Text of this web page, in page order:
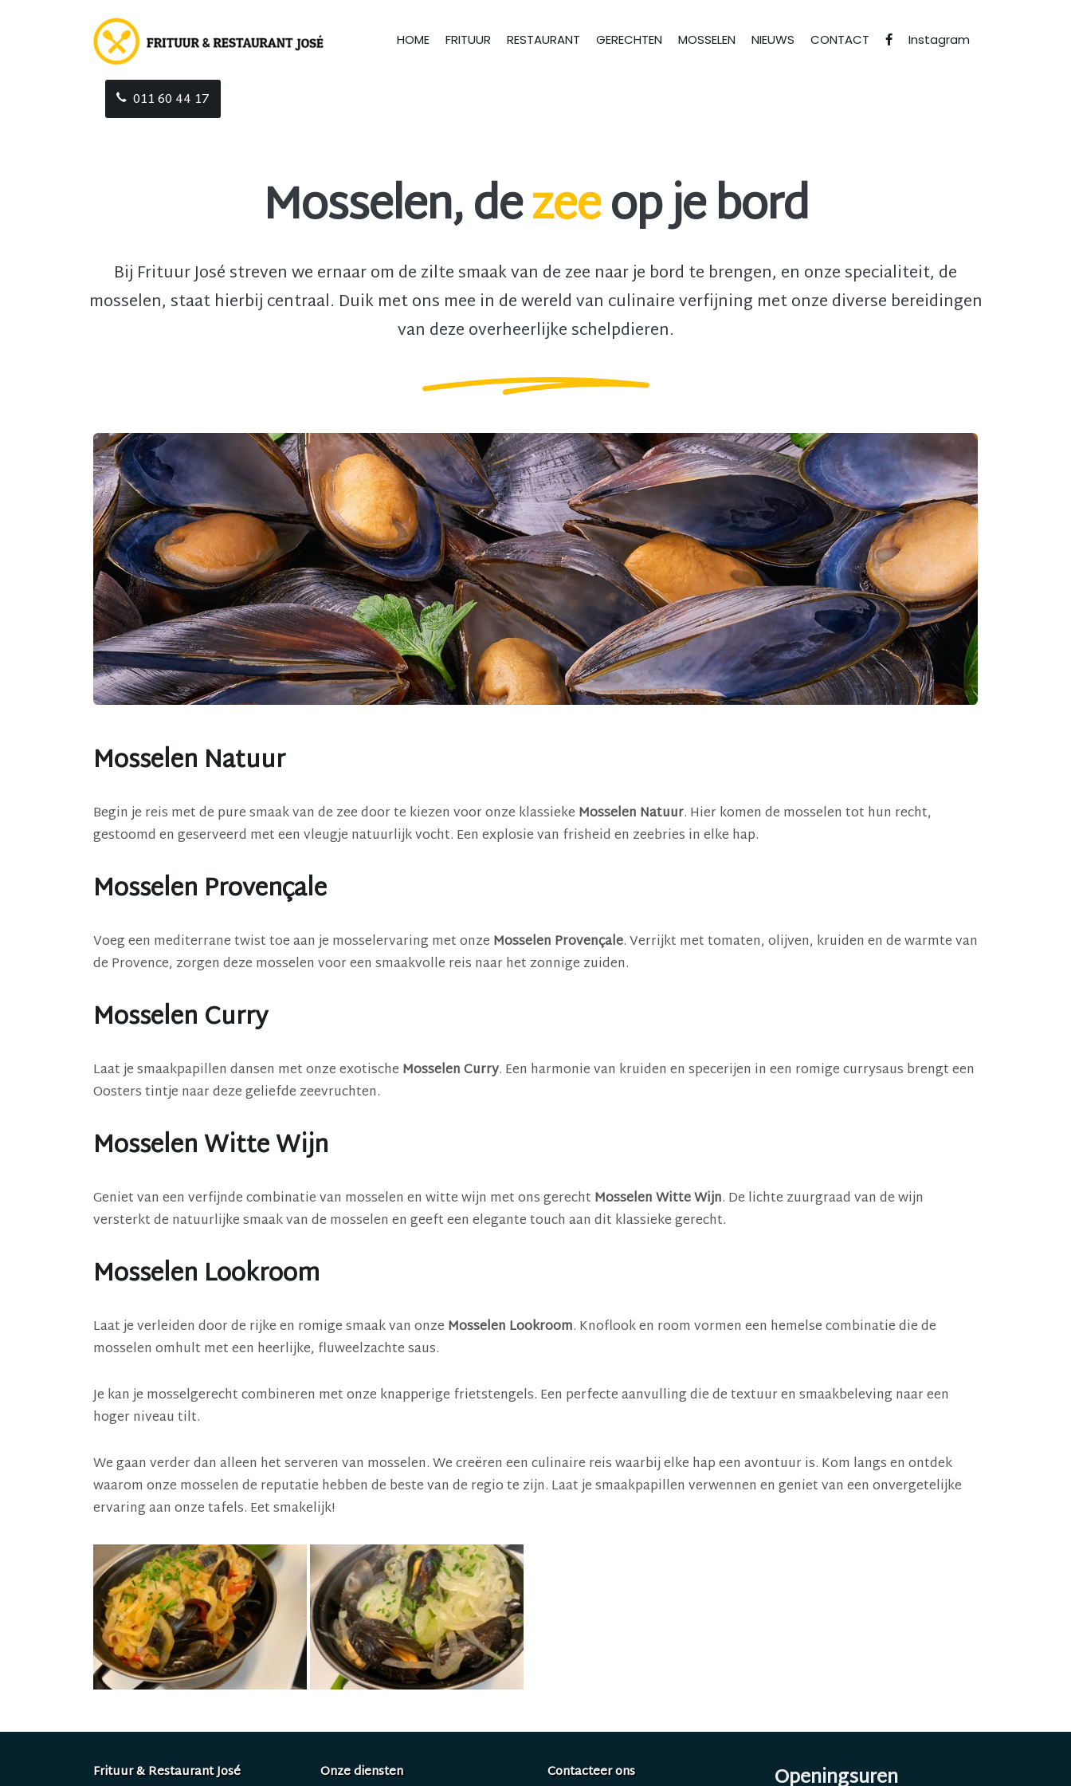
011 60 44 17
HOME FRITUUR RESTAURANT GERECHTEN MOSSELEN NIEUWS CONTACT Instagram
Mosselen, dezeeop je bord
Bij Frituur José streven we ernaar om de zilte smaak van de zee naar je bord te brengen, en onze specialiteit, de
mosselen, staat hierbij centraal. Duik met ons mee in de wereld van culinaire verfijning met onze diverse bereidingen
van deze overheerlijke schelpdieren.
Mosselen Natuur
Begin je reis met de pure smaak van de zee door te kiezen voor onze klassieke Mosselen Natuur. Hier komen de mosselen tot hun recht,
gestoomd en geserveerd met een vleugje natuurlijk vocht. Een explosie van frisheid en zeebries in elke hap.
Mosselen Provençale
Voeg een mediterrane twist toe aan je mosselervaring met onze Mosselen Provençale. Verrijkt met tomaten, olijven, kruiden en de warmte van
de Provence, zorgen deze mosselen voor een smaakvolle reis naar het zonnige zuiden.
Mosselen Curry
Laat je smaakpapillen dansen met onze exotische Mosselen Curry. Een harmonie van kruiden en specerijen in een romige currysaus brengt een
Oosters tintje naar deze geliefde zeevruchten.
Mosselen Witte Wijn
Geniet van een verfijnde combinatie van mosselen en witte wijn met ons gerecht Mosselen Witte Wijn. De lichte zuurgraad van de wijn
versterkt de natuurlijke smaak van de mosselen en geeft een elegante touch aan dit klassieke gerecht.
Mosselen Lookroom
Laat je verleiden door de rijke en romige smaak van onze Mosselen Lookroom. Knoflook en room vormen een hemelse combinatie die de
mosselen omhult met een heerlijke, fluweelzachte saus.
Je kan je mosselgerecht combineren met onze knapperige frietstengels. Een perfecte aanvulling die de textuur en smaakbeleving naar een
hoger niveau tilt.
We gaan verder dan alleen het serveren van mosselen. We creëren een culinaire reis waarbij elke hap een avontuur is. Kom langs en ontdek
waarom onze mosselen de reputatie hebben de beste van de regio te zijn. Laat je smaakpapillen verwennen en geniet van een onvergetelijke
ervaring aan onze tafels. Eet smakelijk!
Frituur & Restaurant José Onze diensten Contacteer ons Openingsuren